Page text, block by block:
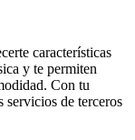
características
y te permiten
Con tu
servicios de terceros